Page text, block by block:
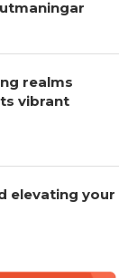
realms
vibrant
elevating your